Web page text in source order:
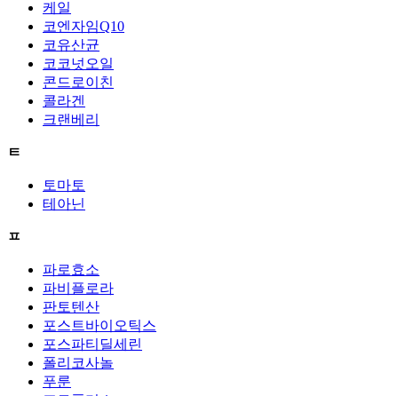
케일
코엔자임Q10
코유산균
코코넛오일
콘드로이친
콜라겐
크랜베리
ㅌ
토마토
테아닌
ㅍ
파로효소
파비플로라
판토텐산
포스트바이오틱스
포스파티딜세린
폴리코사놀
푸룬